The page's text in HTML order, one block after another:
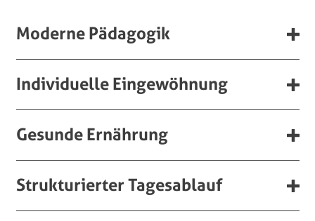
Moderne Pädagogik
Individuelle Eingewöhnung
Gesunde Ernährung
Strukturierter Tagesablauf